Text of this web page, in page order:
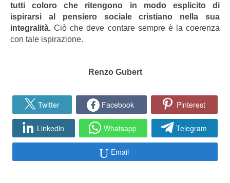
tutti coloro che ritengono in modo esplicito di
ispirarsi al pensiero sociale cristiano nella sua
integralità. Ciò che deve contare sempre è la coerenza
con tale ispirazione.
Renzo Gubert
Twitter Facebook Pinterest
Linkedin Whatsapp Telegram
Email